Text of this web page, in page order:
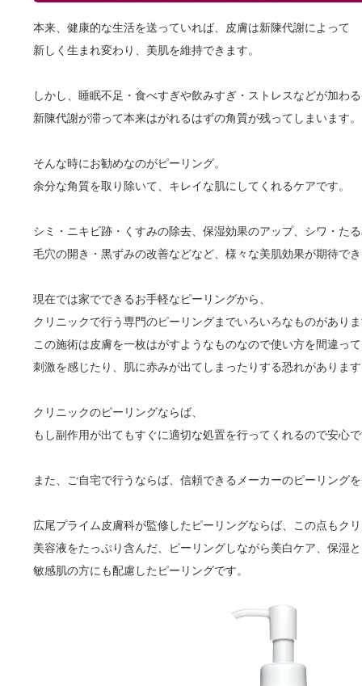
本来、健康的な生活を送っていれば、皮膚は新陳代謝によって
新しく生まれ変わり、美肌を維持できます。
しかし、睡眠不足・食べすぎや飲みすぎ・ストレスなどが加わ
新陳代謝が滞って本来はがれるはずの角質が残ってしまいます。
そんな時にお勧めなのがピーリング。
余分な角質を取り除いて、キレイな肌にしてくれるケアです。
シミ・ニキビ跡・くすみの除去、保湿効果のアップ、シワ・た
毛穴の開き・黒ずみの改善などなど、様々な美肌効果が期待で
現在では家でできるお手軽なピーリングから、
クリニックで行う専門のピーリングまでいろいろなものがあり
この施術は皮膚を一枚はがすようなものなので使い方を間違っ
刺激を感じたり、肌に赤みが出てしまったりする恐れがありま
クリニックのピーリングならば、
もし副作用が出てもすぐに適切な処置を行ってくれるので安心
また、ご自宅で行うならば、信頼できるメーカーのピーリング
広尾プライム皮膚科が監修したピーリングならば、この点もク
美容液をたっぷり含んだ、ピーリングしながら美白ケア、保湿
敏感肌の方にも配慮したピーリングです。